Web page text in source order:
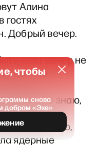
Алина
гостях
Добрый вечер.
этот вечер не
начало
даже не знаю,
по реакции
уже известно,
ядерные
чтобы
снова
добром «Эхе»